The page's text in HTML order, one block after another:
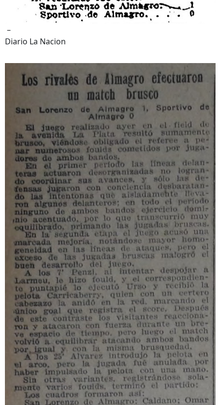
–
Diario La Nacion